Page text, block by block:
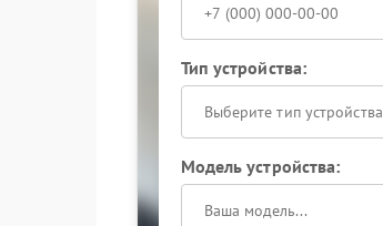
Тип устройства:
Выберите тип устройства
Модель устройства: